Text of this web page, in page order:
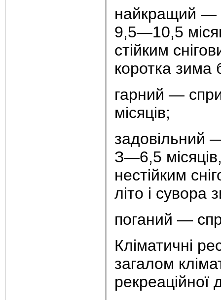
найкращий —
9,5—10,5
стійким
коротка зима
гарний —
місяців;
задовільний
З—6,5
нестійким
літо і сувора
поганий —
Кліматичні
загалом
рекреаційної